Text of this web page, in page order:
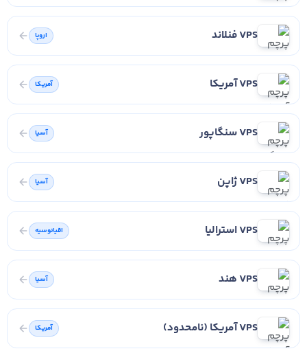
VPS فنلاند اروپا
VPS آمریکا آمریکا
VPS سنگاپور آسیا
VPS ژاپن آسیا
VPS استرالیا اقیانوسیه
VPS هند آسیا
VPS آمریکا (نامحدود) آمریکا